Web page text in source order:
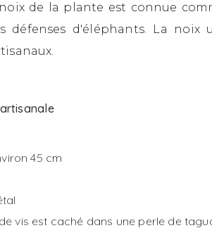
noix de la plante est connue
défenses d'éléphants. La
45 cm
vis est caché dans une perle de